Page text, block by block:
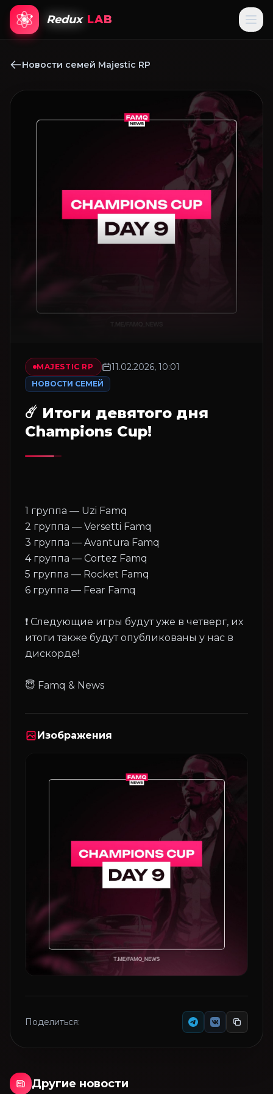
Redux LAB
Новости семей Majestic RP
MAJESTIC RP 11.02.2026, 10:01
НОВОСТИ СЕМЕЙ
☄️ Итоги девятого дня
Champions Cup!
1 группа — Uzi Famq
2 группа — Versetti Famq
3 группа — Avantura Famq
4 группа — Cortez Famq
5 группа — Rocket Famq
6 группа — Fear Famq
❗️ Следующие игры будут уже в четверг, их
итоги также будут опубликованы у нас в
дискорде!
Изображения
Поделиться:
Другие новости